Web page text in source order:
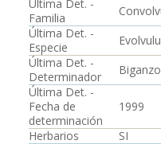
Última Det. -
Familia
Última Det. -
Especie
Última Det. -
Determinador
Última Det. -
Fecha de
determinación
1999
Herbarios
SI